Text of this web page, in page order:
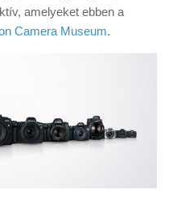
amelyeket ebben a
Camera Museum.